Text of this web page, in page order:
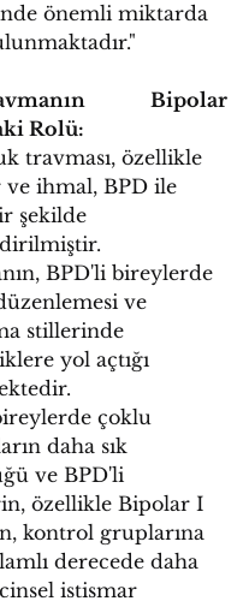
önemli miktarda
Bipolar
Rolü:
travması, özellikle
ve ihmal, BPD ile
şekilde
BPD'li bireylerde
ve
stillerinde
yol açtığı
çoklu
daha sık
ve BPD'li
özellikle Bipolar I
kontrol gruplarına
derecede daha
istismar